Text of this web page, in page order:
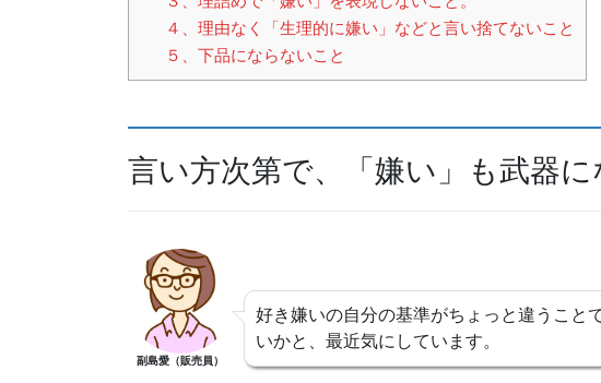
４、理由なく「生理的に嫌い」などと言い捨てないこと
５、下品にならないこと
言い方次第で、「嫌い」も武器に
副島愛（販売員）
好き嫌いの自分の基準がちょっと違うこと
いかと、最近気にしています。